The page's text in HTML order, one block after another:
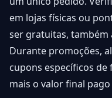
em lojas físicas ou
ser gratuitas, também
Durante promoções,
cupons específicos
mais o valor final